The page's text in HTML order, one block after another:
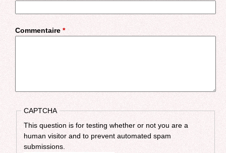
Commentaire *
CAPTCHA
This question is for testing whether or not you are a
human visitor and to prevent automated spam
submissions.